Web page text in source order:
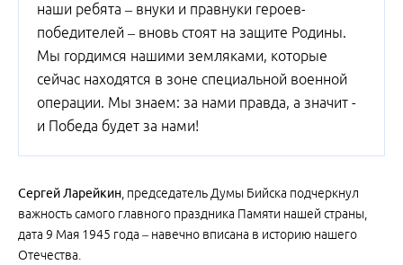
наши ребята – внуки и правнуки героев-
победителей – вновь стоят на защите Родины.
Мы гордимся нашими земляками, которые
сейчас находятся в зоне специальной военной
операции. Мы знаем: за нами правда, а значит -
и Победа будет за нами!
Сергей Ларейкин, председатель Думы Бийска подчеркнул
важность самого главного праздника Памяти нашей страны,
дата 9 Мая 1945 года – навечно вписана в историю нашего
Отечества.